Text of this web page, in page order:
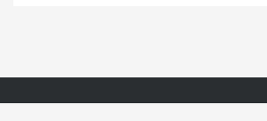
© Академия журнала «Фома» 2025